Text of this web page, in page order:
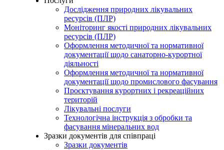
Дослідження природних лікувальних
ресурсів (ПЛР)
Моніторинг якості природних лікувальних
ресурсів (ПЛР)
Оформлення методичної та нормативної
документації щодо санаторно-курортної
діяльності
Оформлення методичної та нормативної
документації щодо промислового фасування
Проєктування курортних і рекреаційних
територій
Лікувальні послуги
Технологічна інструкція з обробки та
фасування мінеральних вод
Зразки документів для співпраці
Зразки документів